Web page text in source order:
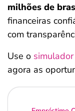
milhões de
financeiras
com
Use o
agora as